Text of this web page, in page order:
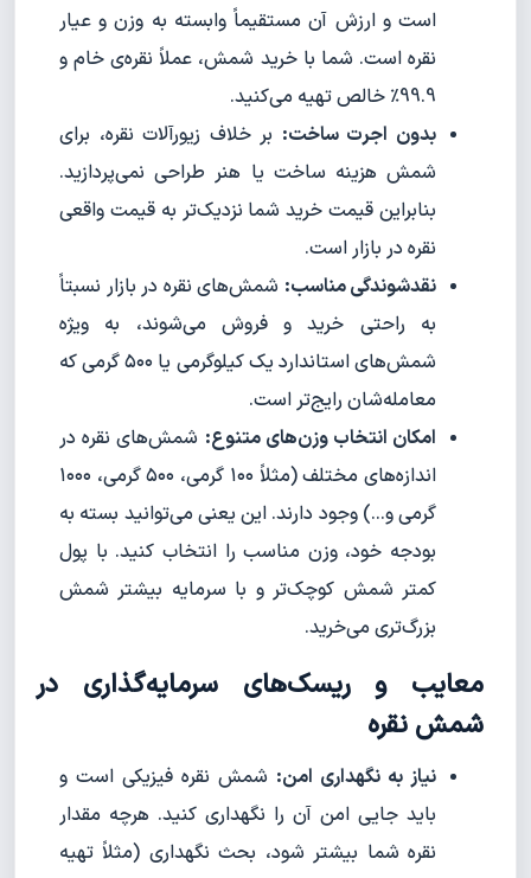
است و ارزش آن مستقیماً وابسته به وزن و عیار
نقره است. شما با خرید شمش، عملاً نقره‌ی خام و
99.9٪ خالص تهیه می‌کنید.
بدون اجرت ساخت: بر خلاف زیورآلات نقره، برای
شمش هزینه ساخت یا هنر طراحی نمی‌پردازید.
بنابراین قیمت خرید شما نزدیک‌تر به قیمت واقعی
نقره در بازار است.
نقدشوندگی مناسب: شمش‌های نقره در بازار نسبتاً
به راحتی خرید و فروش می‌شوند، به ویژه
شمش‌های استاندارد یک کیلوگرمی یا ۵۰۰ گرمی که
معامله‌شان رایج‌تر است.
امکان انتخاب وزن‌های متنوع: شمش‌های نقره در
اندازه‌های مختلف (مثلاً ۱۰۰ گرمی، ۵۰۰ گرمی، ۱۰۰۰
گرمی و...) وجود دارند. این یعنی می‌توانید بسته به
بودجه خود، وزن مناسب را انتخاب کنید. با پول
کمتر شمش کوچک‌تر و با سرمایه بیشتر شمش
بزرگ‌تری می‌خرید.
معایب و ریسک‌های سرمایه‌گذاری در
شمش نقره
نیاز به نگهداری امن: شمش نقره فیزیکی است و
باید جایی امن آن را نگهداری کنید. هرچه مقدار
نقره شما بیشتر شود، بحث نگهداری (مثلاً تهیه